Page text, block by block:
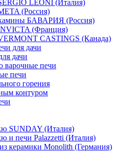
LEONI (Италия)
(Россия)
БАВАРИЯ (Россия)
(Франция)
CASTINGS (Канада)
для дачи
дачи
варочные печи
печи
горения
контуром
SUNDAY (Италия)
и печи Palazzetti (Италия)
керамики Monolith (Германия)